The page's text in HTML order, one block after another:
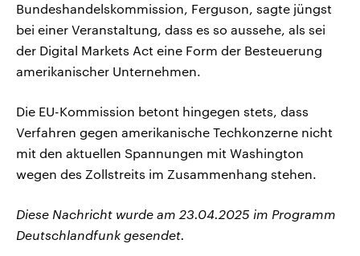
Bundeshandelskommission, Ferguson, sagte jüngst
bei einer Veranstaltung, dass es so aussehe, als sei
der Digital Markets Act eine Form der Besteuerung
amerikanischer Unternehmen.
Die EU-Kommission betont hingegen stets, dass
Verfahren gegen amerikanische Techkonzerne nicht
mit den aktuellen Spannungen mit Washington
wegen des Zollstreits im Zusammenhang stehen.
Diese Nachricht wurde am 23.04.2025 im Programm
Deutschlandfunk gesendet.